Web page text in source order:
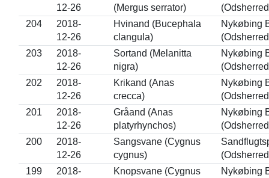
12-26
(Mergus serrator)
204
2018-
12-26
Hvinand (Bucephala
clangula)
Nykøbing
203
2018-
12-26
Sortand (Melanitta
nigra)
Nykøbing
202
2018-
12-26
Krikand (Anas
crecca)
Nykøbing
201
2018-
12-26
Gråand (Anas
platyrhynchos)
Nykøbing
200
2018-
12-26
Sangsvane (Cygnus
cygnus)
199
2018-
Knopsvane (Cygnus
Nykøbing